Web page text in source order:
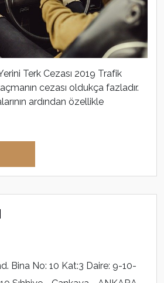
Terk Cezası 2019 Trafik
cezası oldukça fazladır.
ardından özellikle
Bina No: 10 Kat:3 Daire: 9-10-